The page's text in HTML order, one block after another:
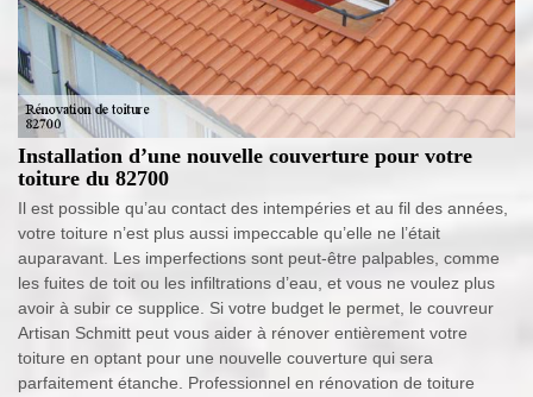
Installation d’une nouvelle couverture pour votre
toiture du 82700
Il est possible qu’au contact des intempéries et au fil des années,
votre toiture n’est plus aussi impeccable qu’elle ne l’était
auparavant. Les imperfections sont peut-être palpables, comme
les fuites de toit ou les infiltrations d’eau, et vous ne voulez plus
avoir à subir ce supplice. Si votre budget le permet, le couvreur
Artisan Schmitt peut vous aider à rénover entièrement votre
toiture en optant pour une nouvelle couverture qui sera
parfaitement étanche. Professionnel en rénovation de toiture